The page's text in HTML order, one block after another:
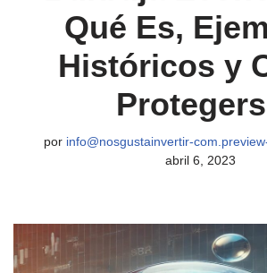
Qué Es,
Históricos y
por info@nosgustainvertir-
abril 6, 2023